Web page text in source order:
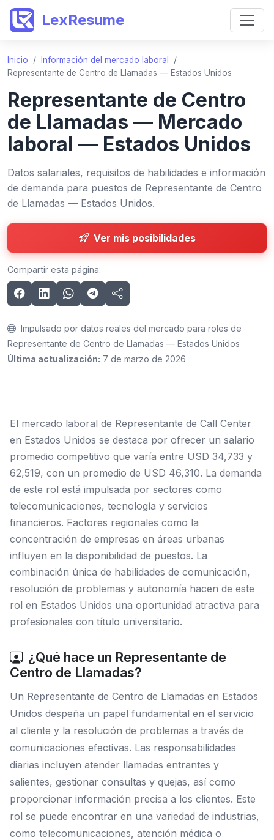
LexResume
Inicio / Información del mercado laboral
/
Representante de Centro de Llamadas — Estados Unidos
Representante de Centro
de Llamadas — Mercado
laboral — Estados Unidos
Datos salariales, requisitos de habilidades e información
de demanda para puestos de Representante de Centro
de Llamadas — Estados Unidos.
Ver mis posibilidades
Compartir esta página:
Impulsado por datos reales del mercado para roles de
Representante de Centro de Llamadas — Estados Unidos
Última actualización: 7 de marzo de 2026
El mercado laboral de Representante de Call Center
en Estados Unidos se destaca por ofrecer un salario
promedio competitivo que varía entre USD 34,733 y
62,519, con un promedio de USD 46,310. La demanda
de este rol está impulsada por sectores como
telecomunicaciones, tecnología y servicios
financieros. Factores regionales como la
concentración de empresas en áreas urbanas
influyen en la disponibilidad de puestos. La
combinación única de habilidades de comunicación,
resolución de problemas y autonomía hacen de este
rol en Estados Unidos una oportunidad atractiva para
profesionales con título universitario.
¿Qué hace un Representante de
Centro de Llamadas?
Un Representante de Centro de Llamadas en Estados
Unidos despeña un papel fundamental en el servicio
al cliente y la resolución de problemas a través de
comunicaciones efectivas. Las responsabilidades
diarias incluyen atender llamadas entrantes y
salientes, gestionar consultas y quejas, así como
proporcionar información precisa a los clientes. Este
rol se puede encontrar en una variedad de industrias,
como telecomunicaciones, atención médica o